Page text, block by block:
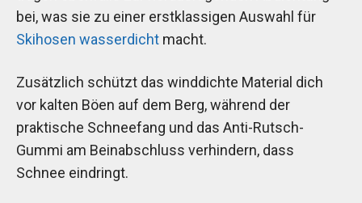
bei, was sie zu einer erstklassigen Auswahl für
Skihosen wasserdicht macht.
Zusätzlich schützt das winddichte Material dich
vor kalten Böen auf dem Berg, während der
praktische Schneefang und das Anti-Rutsch-
Gummi am Beinabschluss verhindern, dass
Schnee eindringt.